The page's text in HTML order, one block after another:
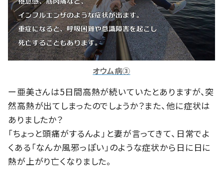
オウム病③
ー亜美さんは5日間高熱が続いていたとありますが、突
然高熱が出てしまったのでしょうか？また、他に症状は
ありましたか？
「ちょっと頭痛がするんよ」と妻が言ってきて、日常でよ
くある「なんか風邪っぽい」のような症状から日に日に
熱が上がり亡くなりました。